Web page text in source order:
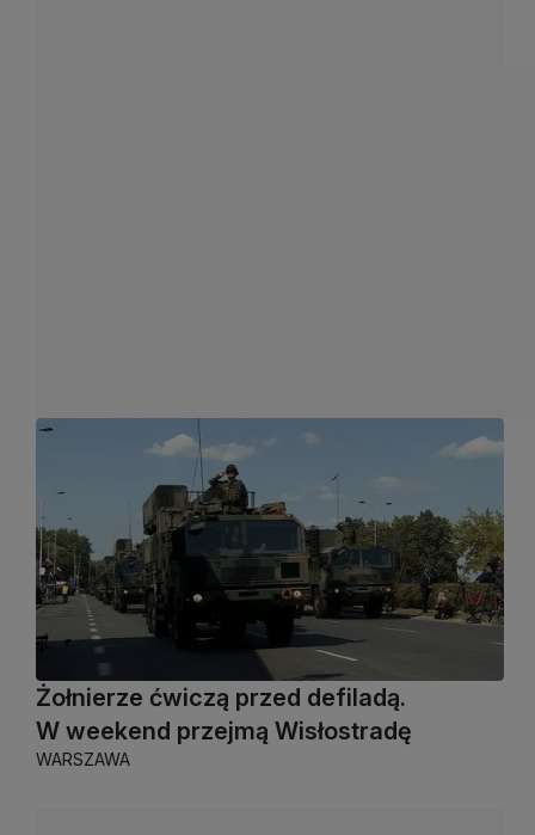
Żołnierze ćwiczą przed defiladą.
W weekend przejmą Wisłostradę
WARSZAWA